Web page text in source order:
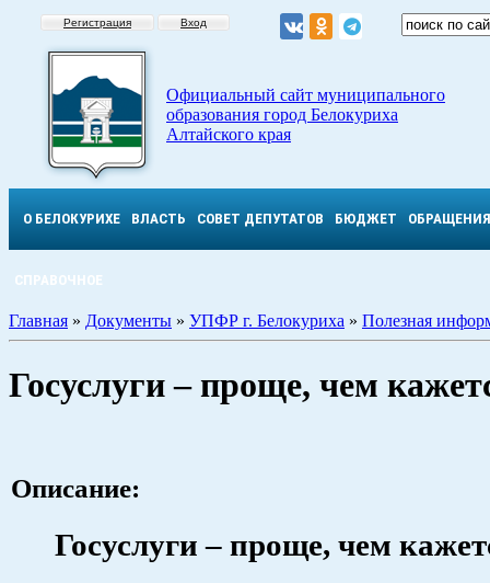
Регистрация Вход
Официальный сайт муниципального
образования город Белокуриха
Алтайского края
О БЕЛОКУРИХЕ ВЛАСТЬ СОВЕТ ДЕПУТАТОВ БЮДЖЕТ ОБРАЩЕНИЯ
СПРАВОЧНОЕ
Главная » Документы » УПФР г. Белокуриха » Полезная
Госуслуги – проще, чем
Описание:
Госуслуги – проще, чем